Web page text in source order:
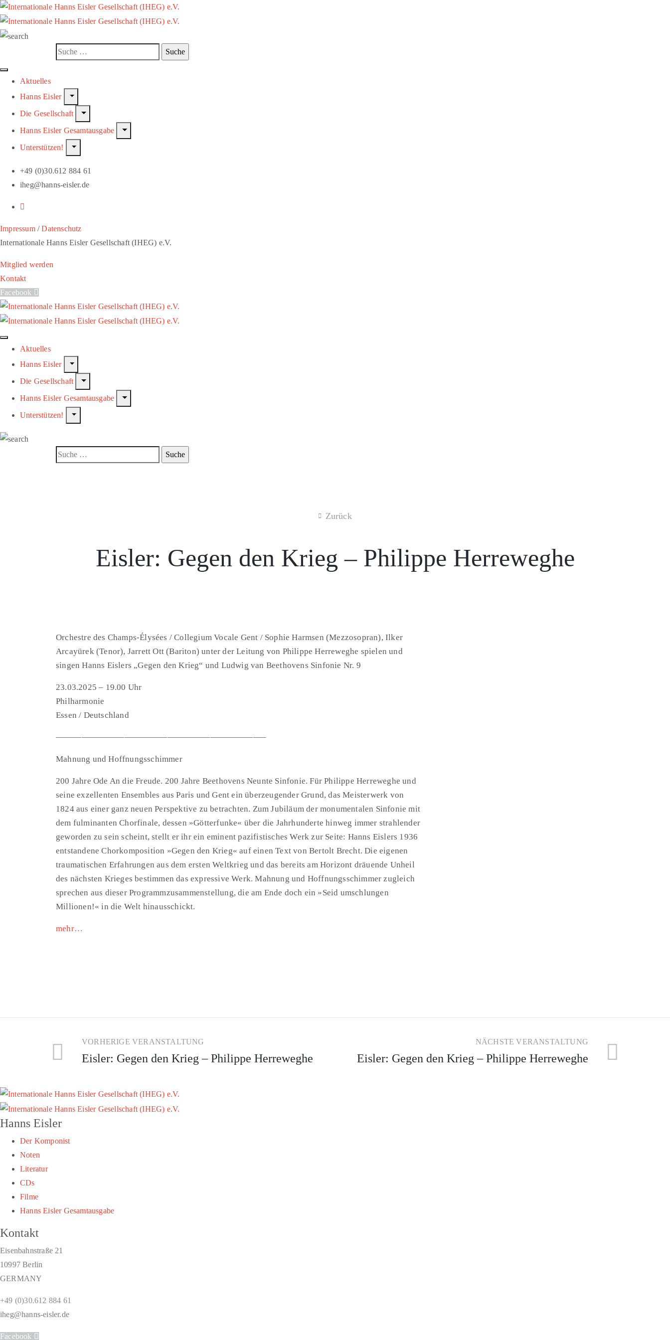
Aktuelles
Hanns Eisler
Die Gesellschaft
Hanns Eisler Gesamtausgabe
Unterstützen!
+49 (0)30.612 884 61
iheg@hanns-eisler.de
Impressum/Datenschutz
Internationale Hanns Eisler Gesellschaft (IHEG) e.V.
Mitglied werden
Kontakt
Facebook
Aktuelles
Hanns Eisler
Die Gesellschaft
Hanns Eisler Gesamtausgabe
Unterstützen!
Zurück
Eisler: Gegen den Krieg – Philippe Herreweghe
Orchestre des Champs-Élysées / Collegium Vocale Gent / Sophie Harmsen (Mezzosopran), Ilker
Arcayürek (Tenor), Jarrett Ott (Bariton) unter der Leitung von Philippe Herreweghe spielen und
singen Hanns Eislers „Gegen den Krieg“ und Ludwig van Beethovens Sinfonie Nr. 9
23.03.2025 – 19.00 Uhr
Philharmonie
Essen / Deutschland
————————————————————————–
Mahnung und Hoffnungsschimmer
200 Jahre Ode An die Freude. 200 Jahre Beethovens Neunte Sinfonie. Für Philippe Herreweghe und
seine exzellenten Ensembles aus Paris und Gent ein überzeugender Grund, das Meisterwerk von
1824 aus einer ganz neuen Perspektive zu betrachten. Zum Jubiläum der monumentalen Sinfonie mit
dem fulminanten Chorfinale, dessen »Götterfunke« über die Jahrhunderte hinweg immer strahlender
geworden zu sein scheint, stellt er ihr ein eminent pazifistisches Werk zur Seite: Hanns Eislers 1936
entstandene Chorkomposition »Gegen den Krieg« auf einen Text von Bertolt Brecht. Die eigenen
traumatischen Erfahrungen aus dem ersten Weltkrieg und das bereits am Horizont dräuende Unheil
des nächsten Krieges bestimmen das expressive Werk. Mahnung und Hoffnungsschimmer zugleich
sprechen aus dieser Programmzusammenstellung, die am Ende doch ein »Seid umschlungen
Millionen!« in die Welt hinausschickt.
mehr…
VORHERIGE VERANSTALTUNG
Eisler: Gegen den Krieg – Philippe Herreweghe
NÄCHSTE VERANSTALTUNG
Eisler: Gegen den Krieg – Philippe Herreweghe
Hanns Eisler
Der Komponist
Noten
Literatur
CDs
Filme
Hanns Eisler Gesamtausgabe
Kontakt
Eisenbahnstraße 21
10997 Berlin
GERMANY
+49 (0)30.612 884 61
iheg@hanns-eisler.de
Facebook